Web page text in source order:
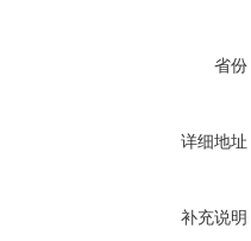
省份
详细地址
补充说明